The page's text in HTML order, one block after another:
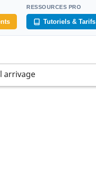
RESSOURCES PRO
Tutoriels & Tarifs
arrivage